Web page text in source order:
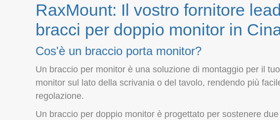
RaxMount: Il vostro fornitore
bracci per doppio monitor in
Cos'è un braccio porta monitor?
Un braccio per monitor è una soluzione di montaggio per il
monitor sul lato della scrivania o del tavolo, rendendo più
regolazione.
Un braccio per doppio monitor è progettato per sostenere